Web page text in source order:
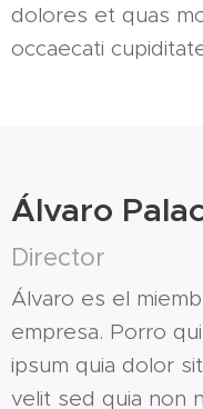
dolores et quas
occaecati
Álvaro
Director
Álvaro es el
empresa. Porro
ipsum quia dolor
velit sed quia non